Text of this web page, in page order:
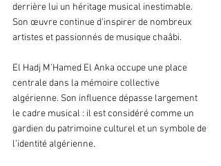
derrière lui un héritage musical inestimable.
Son œuvre continue d'inspirer de nombreux
artistes et passionnés de musique chaâbi.
El Hadj M’Hamed El Anka occupe une place
centrale dans la mémoire collective
algérienne. Son influence dépasse largement
le cadre musical : il est considéré comme un
gardien du patrimoine culturel et un symbole de
l’identité algérienne.